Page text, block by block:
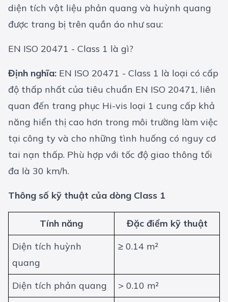
diện tích vật liệu phản quang và huỳnh quang
được trang bị trên quần áo như sau:
EN ISO 20471 - Class 1 là gì?
Định nghĩa: EN ISO 20471 - Class 1 là loại có cấp
độ thấp nhất của tiêu chuẩn EN ISO 20471, liên
quan đến trang phục Hi-vis loại 1 cung cấp khả
năng hiển thị cao hơn trong môi trường làm việc
tại công ty và cho những tình huống có nguy cơ
tai nạn thấp. Phù hợp với tốc độ giao thông tối
đa là 30 km/h.
Thông số kỹ thuật của dòng Class 1
Tính năng
Đặc điểm kỹ thuật
Diện tích huỳnh
quang
≥ 0.14 m²
Diện tích phản quang
> 0.10 m²